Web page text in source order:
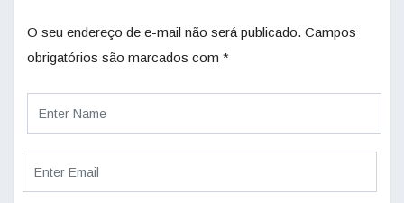
O seu endereço de e-mail não será publicado. Campos
obrigatórios são marcados com *